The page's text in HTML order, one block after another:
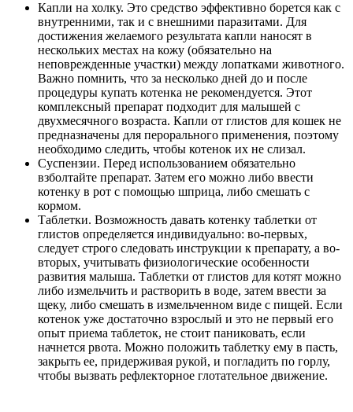
Капли на холку. Это средство эффективно борется как с
внутренними, так и с внешними паразитами. Для
достижения желаемого результата капли наносят в
нескольких местах на кожу (обязательно на
неповрежденные участки) между лопатками животного.
Важно помнить, что за несколько дней до и после
процедуры купать котенка не рекомендуется. Этот
комплексный препарат подходит для малышей с
двухмесячного возраста. Капли от глистов для кошек не
предназначены для перорального применения, поэтому
необходимо следить, чтобы котенок их не слизал.
Суспензии. Перед использованием обязательно
взболтайте препарат. Затем его можно либо ввести
котенку в рот с помощью шприца, либо смешать с
кормом.
Таблетки. Возможность давать котенку таблетки от
глистов определяется индивидуально: во-первых,
следует строго следовать инструкции к препарату, а во-
вторых, учитывать физиологические особенности
развития малыша. Таблетки от глистов для котят можно
либо измельчить и растворить в воде, затем ввести за
щеку, либо смешать в измельченном виде с пищей. Если
котенок уже достаточно взрослый и это не первый его
опыт приема таблеток, не стоит паниковать, если
начнется рвота. Можно положить таблетку ему в пасть,
закрыть ее, придерживая рукой, и погладить по горлу,
чтобы вызвать рефлекторное глотательное движение.